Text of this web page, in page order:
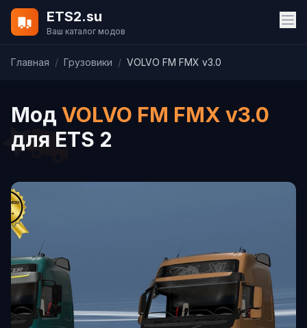
ETS2.su
Ваш каталог модов
Главная / Грузовики / VOLVO FM FMX v3.0
Мод VOLVO FM FMX v3.0
для ETS 2